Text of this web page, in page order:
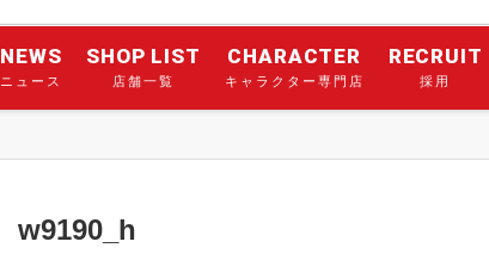
NEWS
ニュース
SHOP LIST
店舗一覧
CHARACTER
キャラクター専門店
RECRUIT
採用
w9190_h